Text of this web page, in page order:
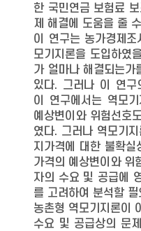
한 국민연금 보험료
제 해결에 도움을 줄
이 연구는 농가경제
모기지론을 도입하였
가 얼마나 해결되는
있다. 그러나 이 연구
이 연구에서는 역모
예상변이와 위험선호
였다. 그러나 역모기
지가격에 대한 불확실
가격의 예상변이와 위
자의 수요 및 공급에
를 고려하여 분석할
농촌형 역모기지론이
수요 및 공급상의 문